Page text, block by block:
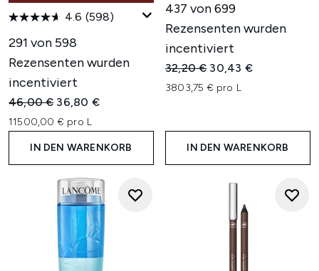
4.6 (598)
291 von 598
Rezensenten wurden
incentiviert
Unverbindliche Preisempfehlung:
46,00 € Aktueller Preis:
36,80 €
11500,00 € pro L
IN DEN WARENKORB
437 von 699
Rezensenten wurden
incentiviert
Unverbindliche
32,20 € Aktueller Preis:
30,43 €
3803,75 € pro L
IN DEN WARENKORB